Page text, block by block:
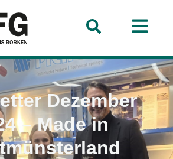
Dezember
– Made in